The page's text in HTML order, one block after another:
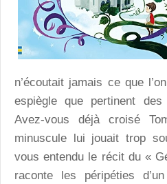
n’écoutait jamais ce que
espiègle que pertinent
Avez-vous déjà croisé
minuscule lui jouait trop
vous entendu le récit du «
raconte les péripéties